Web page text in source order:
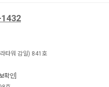
타워 감일) 841호
확인]